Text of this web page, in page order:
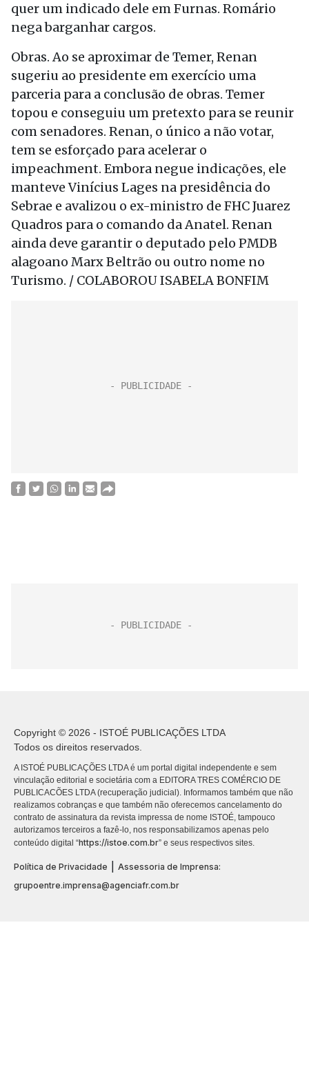
quer um indicado dele em Furnas. Romário
nega barganhar cargos.
Obras. Ao se aproximar de Temer, Renan
sugeriu ao presidente em exercício uma
parceria para a conclusão de obras. Temer
topou e conseguiu um pretexto para se reunir
com senadores. Renan, o único a não votar,
tem se esforçado para acelerar o
impeachment. Embora negue indicações, ele
manteve Vinícius Lages na presidência do
Sebrae e avalizou o ex-ministro de FHC Juarez
Quadros para o comando da Anatel. Renan
ainda deve garantir o deputado pelo PMDB
alagoano Marx Beltrão ou outro nome no
Turismo. / COLABOROU ISABELA BONFIM
Copyright © 2026 - ISTOÉ PUBLICAÇÕES LTDA
Todos os direitos reservados.
A ISTOÉ PUBLICAÇÕES LTDA é um portal digital independente e sem
vinculação editorial e societária com a EDITORA TRES COMÉRCIO DE
PUBLICACÕES LTDA (recuperação judicial). Informamos também que não
realizamos cobranças e que também não oferecemos cancelamento do
contrato de assinatura da revista impressa de nome ISTOÉ, tampouco
autorizamos terceiros a fazê-lo, nos responsabilizamos apenas pelo
conteúdo digital “https://istoe.com.br” e seus respectivos sites.
Política de Privacidade
Assessoria de Imprensa:
grupoentre.imprensa@agenciafr.com.br